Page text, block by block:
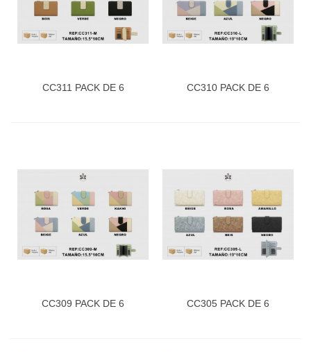
CC311 PACK DE 6 CC310 PACK DE 6
CC309 PACK DE 6 CC305 PACK DE 6